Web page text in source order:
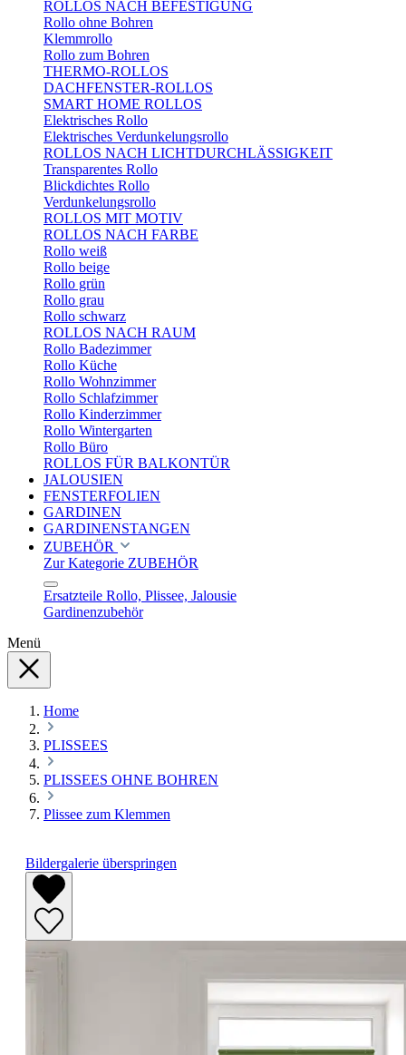
ROLLOS NACH BEFESTIGUNG
Rollo ohne Bohren
Klemmrollo
Rollo zum Bohren
THERMO-ROLLOS
DACHFENSTER-ROLLOS
SMART HOME ROLLOS
Elektrisches Rollo
Elektrisches Verdunkelungsrollo
ROLLOS NACH LICHTDURCHLÄSSIGKEIT
Transparentes Rollo
Blickdichtes Rollo
Verdunkelungsrollo
ROLLOS MIT MOTIV
ROLLOS NACH FARBE
Rollo weiß
Rollo beige
Rollo grün
Rollo grau
Rollo schwarz
ROLLOS NACH RAUM
Rollo Badezimmer
Rollo Küche
Rollo Wohnzimmer
Rollo Schlafzimmer
Rollo Kinderzimmer
Rollo Wintergarten
Rollo Büro
ROLLOS FÜR BALKONTÜR
JALOUSIEN
FENSTERFOLIEN
GARDINEN
GARDINENSTANGEN
ZUBEHÖR
Zur Kategorie ZUBEHÖR
Ersatzteile Rollo, Plissee, Jalousie
Gardinenzubehör
Menü
Home
PLISSEES
PLISSEES OHNE BOHREN
Plissee zum Klemmen
Bildergalerie überspringen